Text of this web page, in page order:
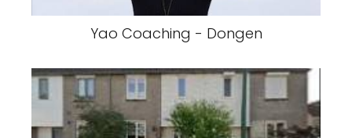
Yao Coaching - Dongen